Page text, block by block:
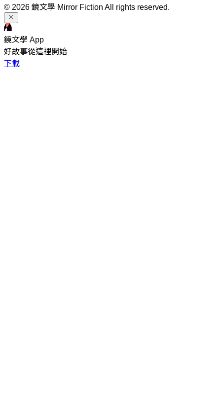
© 2026 鏡文學 Mirror Fiction All rights reserved.
鏡文學 App
好故事從這裡開始
下載